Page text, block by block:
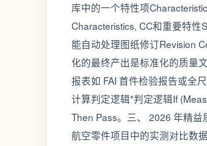
库中的一个特性项
Characteristics, CC和重要特
能自动处理图纸修订Revision
化的最终产出是标准化的质量
报表如 FAI 首件检验报告或全
计算判定逻辑*判定逻辑If
Then Pass。三、 2026 年精
航空零件项目中的实测对比数